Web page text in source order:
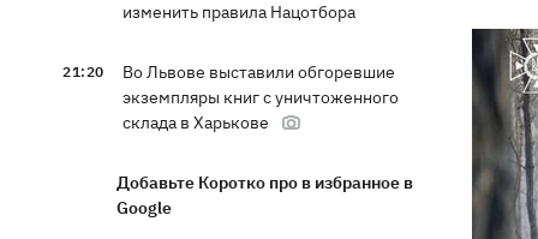
изменить правила Нацотбора
21:20
Во Львове выставили обгоревшие
экземпляры книг с уничтоженного
склада в Харькове
Добавьте Коротко про в избранное в
Google